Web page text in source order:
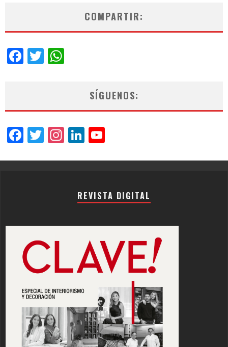
COMPARTIR:
Facebook
Twitter
SÍGUENOS:
Facebook
Twitter
Instagram
LinkedIn
REVISTA DIGITAL